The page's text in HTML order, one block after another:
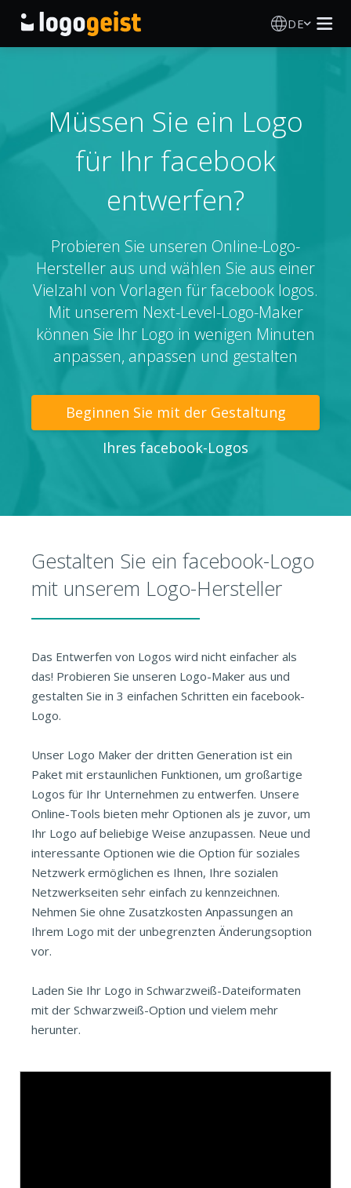
DE
KI Logo Generator
Logo Ideen
Druckprodukte
Über
Blog
ANMELDEN
Müssen Sie ein Logo
für Ihr facebook
entwerfen?
Probieren Sie unseren Online-Logo-
Hersteller aus und wählen Sie aus einer
Vielzahl von Vorlagen für facebook logos.
Mit unserem Next-Level-Logo-Maker
können Sie Ihr Logo in wenigen Minuten
anpassen, anpassen und gestalten
Beginnen Sie mit der Gestaltung
Ihres facebook-Logos
Gestalten Sie ein facebook-Logo
mit unserem Logo-Hersteller
Das Entwerfen von Logos wird nicht einfacher als
das! Probieren Sie unseren Logo-Maker aus und
gestalten Sie in 3 einfachen Schritten ein facebook-
Logo.
Unser Logo Maker der dritten Generation ist ein
Paket mit erstaunlichen Funktionen, um großartige
Logos für Ihr Unternehmen zu entwerfen. Unsere
Online-Tools bieten mehr Optionen als je zuvor, um
Ihr Logo auf beliebige Weise anzupassen. Neue und
interessante Optionen wie die Option für soziales
Netzwerk ermöglichen es Ihnen, Ihre sozialen
Netzwerkseiten sehr einfach zu kennzeichnen.
Nehmen Sie ohne Zusatzkosten Anpassungen an
Ihrem Logo mit der unbegrenzten Änderungsoption
vor.
Laden Sie Ihr Logo in Schwarzweiß-Dateiformaten
mit der Schwarzweiß-Option und vielem mehr
herunter.